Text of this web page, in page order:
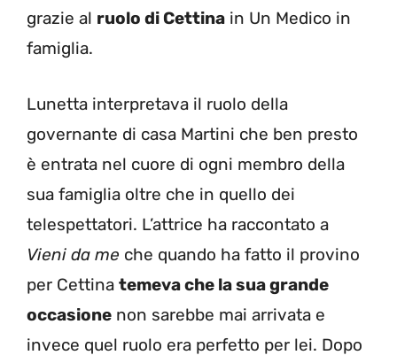
grazie al ruolo di Cettina in Un Medico in
famiglia.
Lunetta interpretava il ruolo della
governante di casa Martini che ben presto
è entrata nel cuore di ogni membro della
sua famiglia oltre che in quello dei
telespettatori. L’attrice ha raccontato a
Vieni da me che quando ha fatto il provino
per Cettina temeva che la sua grande
occasione non sarebbe mai arrivata e
invece quel ruolo era perfetto per lei. Dopo